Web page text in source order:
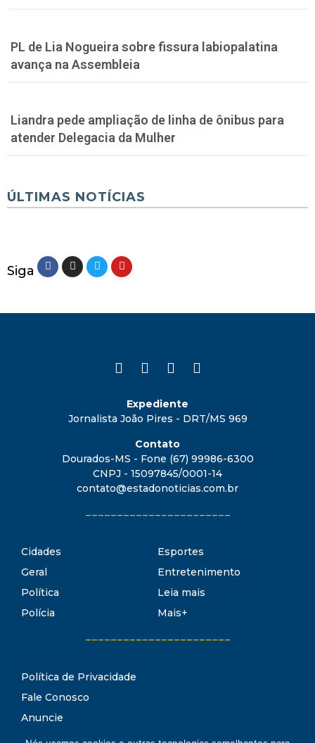
PL de Lia Nogueira sobre fissura labiopalatina
avança na Assembleia
Liandra pede ampliação de linha de ônibus para
atender Delegacia da Mulher
ÚLTIMAS NOTÍCIAS
Siga
Expediente
Jornalista João Pires - DRT/MS 969
Contato
Dourados-MS - Fone (67) 99986-6300
CNPJ - 15097845/0001-14
contato@estadonoticias.com.br
Cidades
Geral
Política
Polícia
Esportes
Entretenimento
Leia mais
Mais+
Política de Privacidade
Fale Conosco
Anuncie
Termos de Uso